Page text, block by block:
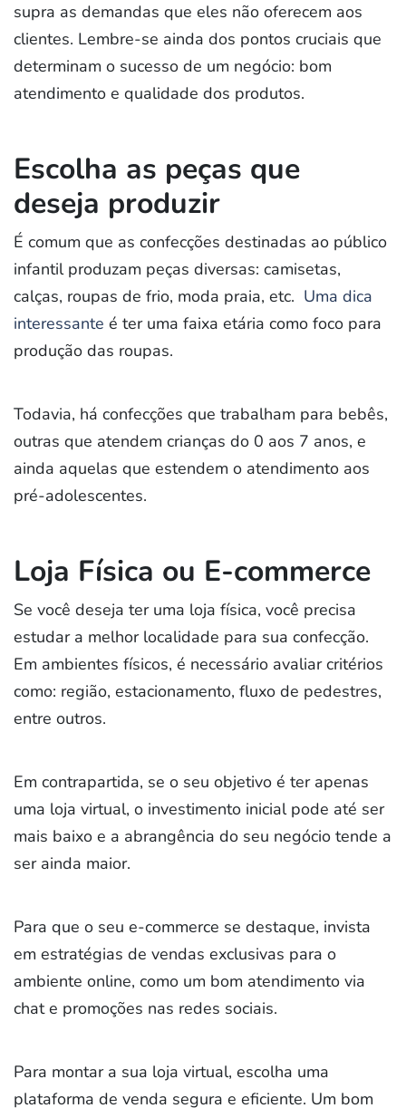
supra as demandas que eles não oferecem aos
clientes. Lembre-se ainda dos pontos cruciais que
determinam o sucesso de um negócio: bom
atendimento e qualidade dos produtos.
Escolha as peças que
deseja produzir
É comum que as confecções destinadas ao público
infantil produzam peças diversas: camisetas,
calças, roupas de frio, moda praia, etc. Uma dica
interessante é ter uma faixa etária como foco para
produção das roupas.
Todavia, há confecções que trabalham para bebês,
outras que atendem crianças do 0 aos 7 anos, e
ainda aquelas que estendem o atendimento aos
pré-adolescentes.
Loja Física ou E-commerce
Se você deseja ter uma loja física, você precisa
estudar a melhor localidade para sua confecção.
Em ambientes físicos, é necessário avaliar critérios
como: região, estacionamento, fluxo de pedestres,
entre outros.
Em contrapartida, se o seu objetivo é ter apenas
uma loja virtual, o investimento inicial pode até ser
mais baixo e a abrangência do seu negócio tende a
ser ainda maior.
Para que o seu e-commerce se destaque, invista
em estratégias de vendas exclusivas para o
ambiente online, como um bom atendimento via
chat e promoções nas redes sociais.
Para montar a sua loja virtual, escolha uma
plataforma de venda segura e eficiente. Um bom